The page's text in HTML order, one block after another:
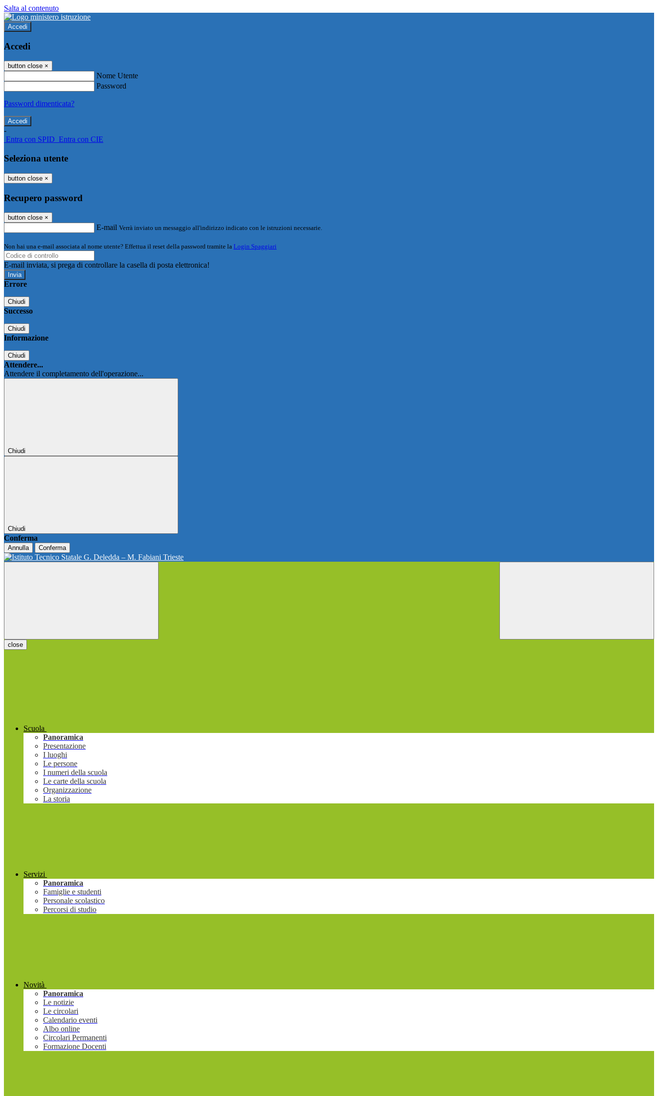
Salta al contenuto
Accedi
Accedi
button close ×
Nome Utente
Password
Password dimenticata?
-
Entra con SPID Entra con CIE
Seleziona utente
button close ×
Recupero password
button close ×
E-mail Verrà inviato un messaggio all'indirizzo indicato con le istruzioni necessarie.
Non hai una e-mail associata al nome utente? Effettua il reset della password tramite la Login Spaggiari
E-mail inviata, si prega di controllare la casella di posta elettronica!
Errore
Chiudi
Successo
Chiudi
Informazione
Chiudi
Attendere...
Attendere il completamento dell'operazione...
Chiudi
Chiudi
Conferma
Annulla Conferma
close
Scuola
Panoramica
Presentazione
I luoghi
Le persone
I numeri della scuola
Le carte della scuola
Organizzazione
La storia
Servizi
Panoramica
Famiglie e studenti
Personale scolastico
Percorsi di studio
Novità
Panoramica
Le notizie
Le circolari
Calendario eventi
Albo online
Circolari Permanenti
Formazione Docenti